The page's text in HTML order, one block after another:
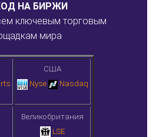
НА БИРЖИ
ключевым торговым
мира
США
Nyse
Nasdaq
Великобритания
LSE